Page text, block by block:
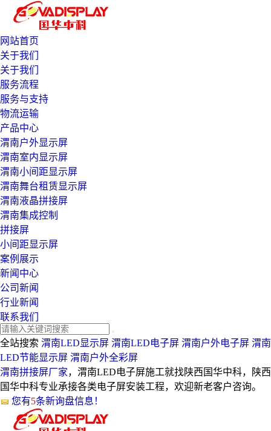
网站首页
关于我们
关于我们
服务流程
服务与支持
物流运输
产品中心
渭南户外显示屏
渭南室内显示屏
渭南小间距显示屏
渭南舞台租赁显示屏
渭南液晶拼接屏
渭南集成控制
拼接屏
小间距显示屏
案例展示
新闻中心
公司新闻
行业新闻
联系我们
全站搜索 渭南LED显示屏 渭南LED电子屏 渭南户外电子屏 渭南
LED节能显示屏 渭南户外全彩屏
渭南拼接屏厂家，渭南LED电子屏施工就找陕西国华中科，陕西
国华中科专业承接各类电子屏安装工程，欢迎新老客户咨询。
您有5条新询盘信息！